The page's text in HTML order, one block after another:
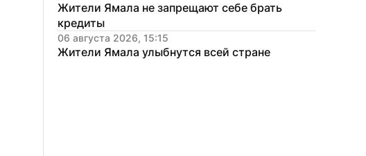
Жители Ямала не запрещают себе брать
кредиты
06 августа 2026, 15:15
Жители Ямала улыбнутся всей стране